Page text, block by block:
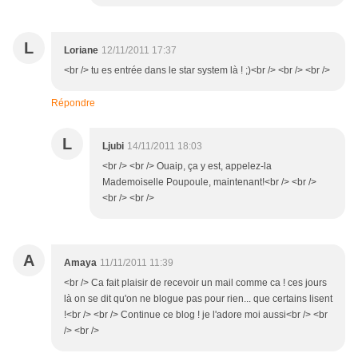
L Loriane 12/11/2011 17:37
<br /> tu es entrée dans le star system là ! ;)<br /> <br /> <br />
Répondre
L Ljubi 14/11/2011 18:03
<br /> <br /> Ouaip, ça y est, appelez-la
Mademoiselle Poupoule, maintenant!<br /> <br />
<br /> <br />
A Amaya 11/11/2011 11:39
<br /> Ca fait plaisir de recevoir un mail comme ca ! ces jours
là on se dit qu'on ne blogue pas pour rien... que certains lisent
!<br /> <br /> Continue ce blog ! je l'adore moi aussi<br /> <br
/> <br />